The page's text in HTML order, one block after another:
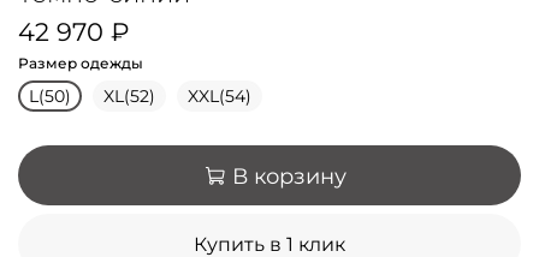
42 970 ₽
Размер одежды
L(50) XL(52) XXL(54)
В корзину
Купить в 1 клик